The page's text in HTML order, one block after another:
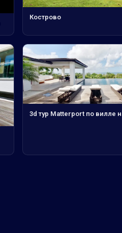
Кострово
3d тур Matterport по вилле